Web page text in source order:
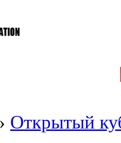
Открытый